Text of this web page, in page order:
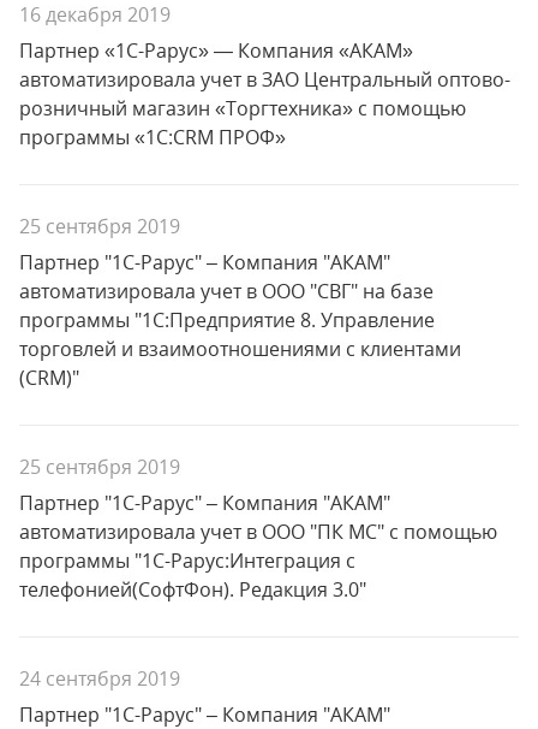
16 декабря 2019
Партнер «1С-Рарус» — Компания «АКАМ»
автоматизировала учет в ЗАО Центральный оптово-
розничный магазин «Торгтехника» с помощью
программы «1С:CRM ПРОФ»
25 сентября 2019
Партнер "1С-Рарус" – Компания "АКАМ"
автоматизировала учет в ООО "СВГ" на базе
программы "1С:Предприятие 8. Управление
торговлей и взаимоотношениями с клиентами
(CRM)"
25 сентября 2019
Партнер "1С-Рарус" – Компания "АКАМ"
автоматизировала учет в ООО "ПК МС" с помощью
программы "1С-Рарус:Интеграция с
телефонией(СофтФон). Редакция 3.0"
24 сентября 2019
Партнер "1С-Рарус" – Компания "АКАМ"